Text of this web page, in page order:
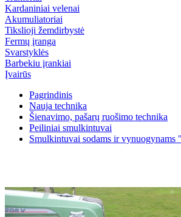
Kardaniniai velenai
Akumuliatoriai
Tikslioji žemdirbystė
Fermų įranga
Svarstyklės
Barbekiu įrankiai
Įvairūs
Pagrindinis
Nauja technika
Šienavimo, pašarų ruošimo technika
Peiliniai smulkintuvai
Smulkintuvai sodams ir vynuogynams